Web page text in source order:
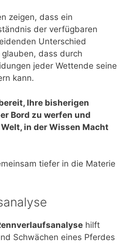
zeigen, dass ein
der verfügbaren
Unterschied
dass durch
jeder Wettende seine
kann.
Ihre bisherigen
Bord zu werfen und
in der Wissen Macht
tiefer in die Materie
hilft
Schwächen eines Pferdes